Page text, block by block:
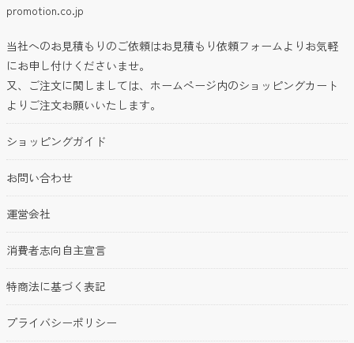
101〜200円
201〜300円
301〜400円
401〜500円
501円以上
クリア 検索
希望価格帯から探す
promotion.co.jp
当社へのお見積もりのご依頼はお見積もり依頼フォームよりお気軽
にお申し付けくださいませ。
又、ご注文に関しましては、ホームページ内のショッピングカート
よりご注文お願いいたします。
ショッピングガイド
お問い合わせ
運営会社
消費者志向自主宣言
特商法に基づく表記
プライバシーポリシー